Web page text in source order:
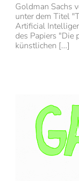
Goldman Sachs
unter dem Titel
Artificial
des Papiers "Die
künstlichen [...]